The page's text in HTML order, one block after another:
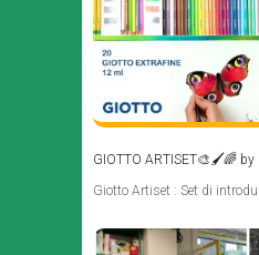
GIOTTO ARTISET🎨🖌🌈 by
Giotto Artiset : Set di